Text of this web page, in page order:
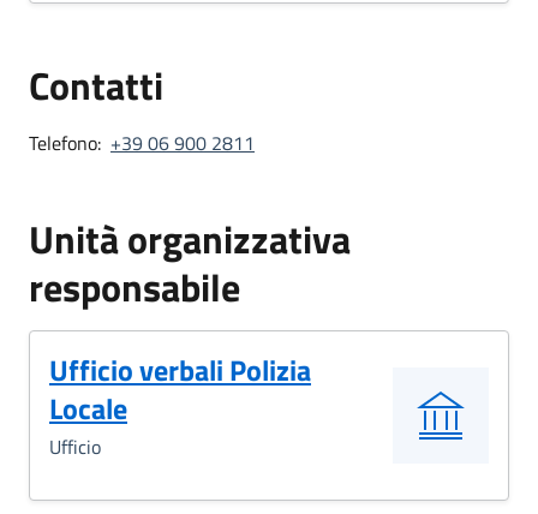
Contatti
Telefono: +39 06 900 2811
Unità organizzativa
responsabile
Ufficio verbali Polizia
Locale
Ufficio